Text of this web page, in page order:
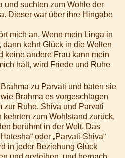
und suchten zum Wohle der
Dieser war über ihre Hingabe
mich an. Wenn mein Linga in
kehrt Glück in die Welten
keine andere Frau kann mein
hält, wird Friede und Ruhe
zu Parvati und baten sie
Brahma es vorgeschlagen
zur Ruhe. Shiva und Parvati
kehrten zum Wohlstand zurück,
berühmt in der Welt. Das
oder „Parvati-Shiva“
in jeder Beziehung Glück
und gedeihen, und hernach